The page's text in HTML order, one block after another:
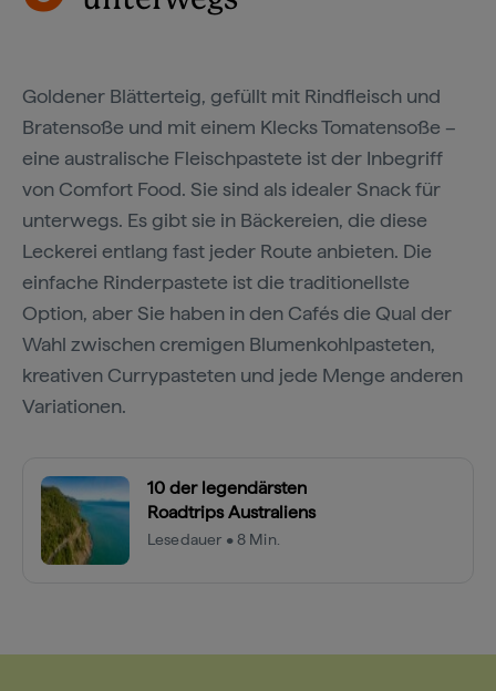
Goldener Blätterteig, gefüllt mit Rindfleisch und
Bratensoße und mit einem Klecks Tomatensoße –
eine australische Fleischpastete ist der Inbegriff
von Comfort Food. Sie sind als idealer Snack für
unterwegs. Es gibt sie in Bäckereien, die diese
Leckerei entlang fast jeder Route anbieten. Die
einfache Rinderpastete ist die traditionellste
Option, aber Sie haben in den Cafés die Qual der
Wahl zwischen cremigen Blumenkohlpasteten,
kreativen Currypasteten und jede Menge anderen
Variationen.
10 der legendärsten
Roadtrips Australiens
Lesedauer • 8 Min.